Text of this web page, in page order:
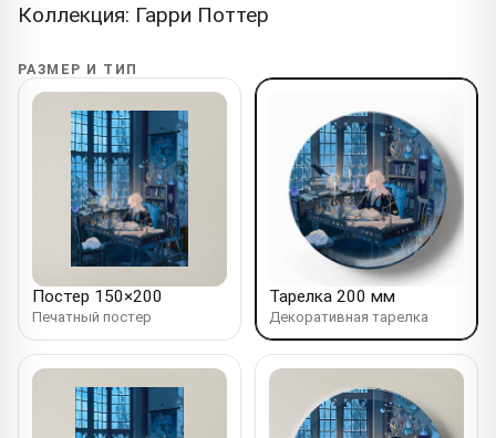
Коллекция: Гарри Поттер
РАЗМЕР И ТИП
Постер 150×200
Печатный постер
Тарелка 200 мм
Декоративная тарелка